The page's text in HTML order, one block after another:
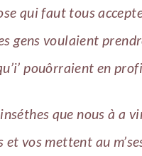
qui faut tous
gens voulaient
pouôrraient en
que nous à a
et vos mettent au